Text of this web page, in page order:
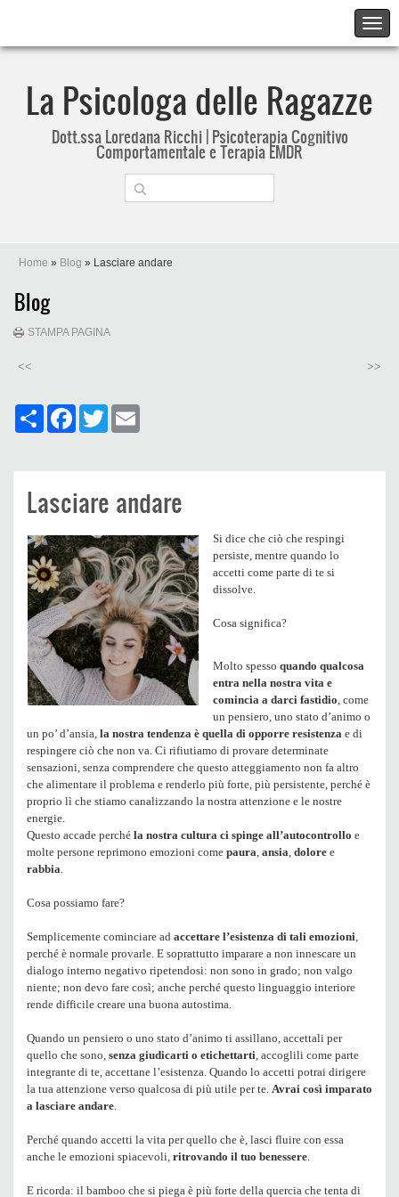
La Psicologa delle Ragazze
Dott.ssa Loredana Ricchi | Psicoterapia Cognitivo
Comportamentale e Terapia EMDR
Home » Blog » Lasciare andare
Blog
STAMPA PAGINA
<< >>
Share FacebookTwitter
Lasciare andare
Si dice che ciò che respingi
persiste, mentre quando lo
accetti come parte di te si
dissolve.
Cosa significa?
Molto spesso quando qualcosa
entra nella nostra vita e
comincia a darci fastidio, come
un pensiero, uno stato d’animo o
un po’ d’ansia, la nostra tendenza è quella di opporre resistenza e di
respingere ciò che non va. Ci rifiutiamo di provare determinate
sensazioni, senza comprendere che questo atteggiamento non fa altro
che alimentare il problema e renderlo più forte, più persistente, perché è
proprio lì che stiamo canalizzando la nostra attenzione e le nostre
energie.
Questo accade perché la nostra cultura ci spinge all’autocontrollo e
molte persone reprimono emozioni come paura, ansia, dolore e
rabbia.
Cosa possiamo fare?
Semplicemente cominciare ad accettare l’esistenza di tali emozioni,
perché è normale provarle. E soprattutto imparare a non innescare un
dialogo interno negativo ripetendosi: non sono in grado; non valgo
niente; non devo fare così; anche perché questo linguaggio interiore
rende difficile creare una buona autostima.
Quando un pensiero o uno stato d’animo ti assillano, accettali per
quello che sono, senza giudicarti o etichettarti, accoglili come parte
integrante di te, accettane l’esistenza. Quando lo accetti potrai dirigere
la tua attenzione verso qualcosa di più utile per te. Avrai così imparato
a lasciare andare.
Perché quando accetti la vita per quello che è, lasci fluire con essa
anche le emozioni spiacevoli, ritrovando il tuo benessere.
E ricorda: il bamboo che si piega è più forte della quercia che tenta di